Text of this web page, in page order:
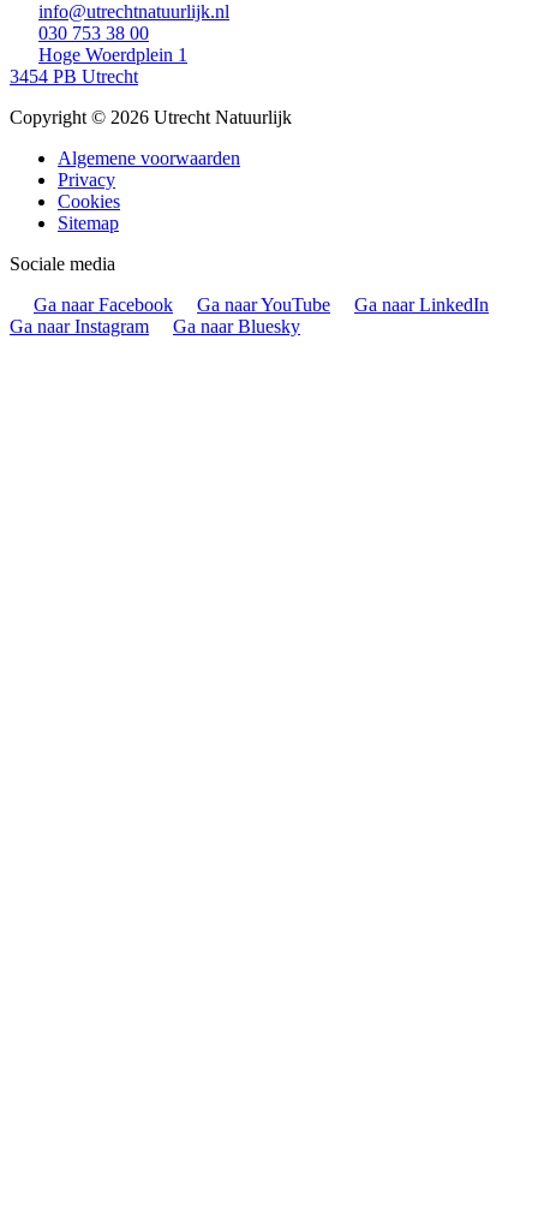
info@utrechtnatuurlijk.nl
030 753 38 00
Hoge Woerdplein 1
3454 PB Utrecht
Copyright © 2026 Utrecht Natuurlijk
Algemene voorwaarden
Privacy
Cookies
Sitemap
Sociale media
Ga naar Facebook
Ga naar YouTube
Ga naar LinkedIn
Ga naar Instagram
Ga naar Bluesky